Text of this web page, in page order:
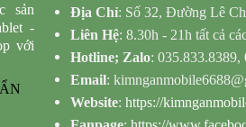
sản
-
với
Địa Chỉ: Số 32, Đường Lê
Liên Hệ: 8.30h - 21h tất cả
Hotline; Zalo: 035.833.8389,
Email:
Website: https://